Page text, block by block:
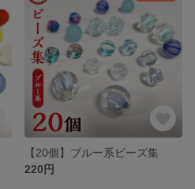
【20個】ブルー系ビーズ集
220円